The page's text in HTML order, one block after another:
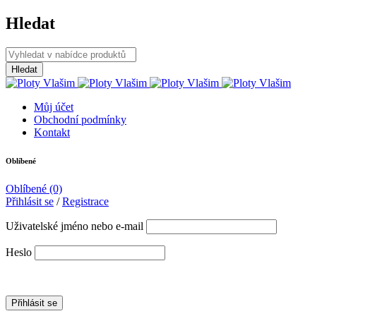
Hledat
Můj účet
Obchodní podmínky
Kontakt
Oblíbené
Oblíbené (0)
Přihlásit se /Registrace
Uživatelské jméno nebo e-mail
Heslo